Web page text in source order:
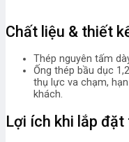
Chất liệu & thiết
Thép nguyên tấm
Ống thép bầu dục
thụ lực va chạm,
khách.
Lợi ích khi lắp